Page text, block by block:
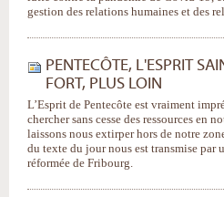
gestion des relations humaines et des
PENTECÔTE, L'ESPRIT
FORT, PLUS LOIN
L’Esprit de Pentecôte est vraiment
chercher sans cesse des ressources en
laissons nous extirper hors de notre
du texte du jour nous est transmise par
réformée de Fribourg.